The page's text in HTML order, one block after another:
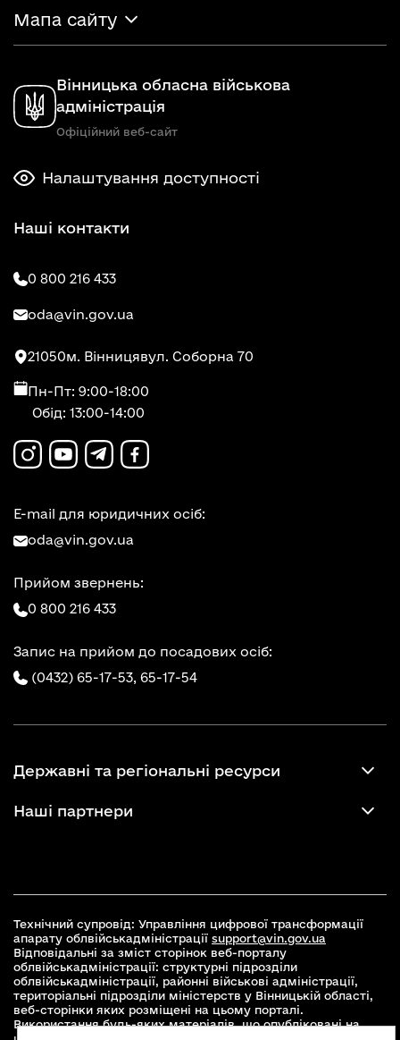
Мапа сайту
Вінницька обласна військова
адміністрація
Офіційний веб-сайт
Налаштування доступності
Наші контакти
0 800 216 433
oda@vin.gov.ua
21050м. Вінницявул. Соборна 70
Пн-Пт: 9:00-18:00
Обід: 13:00-14:00
E-mail для юридичних осіб:
oda@vin.gov.ua
Прийом звернень:
0 800 216 433
Запис на прийом до посадових осіб:
(0432) 65-17-53, 65-17-54
Державні та регіональні ресурси
Наші партнери
Технічний супровід: Управління цифрової трансформації
апарату облвійськадміністрації support@vin.gov.ua
Відповідальні за зміст сторінок веб-порталу
облвійськадміністрації: структурні підрозділи
облвійськадміністрації, районні військові адміністрації,
територіальні підрозділи міністерств у Вінницькій області,
веб-сторінки яких розміщені на цьому порталі.
Використання будь-яких матеріалів, що опубліковані на